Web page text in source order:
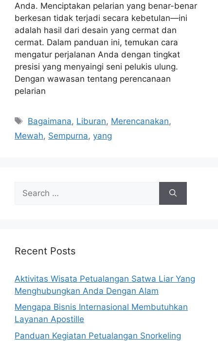
Anda. Menciptakan pelarian yang benar-benar
berkesan tidak terjadi secara kebetulan—ini
adalah hasil dari desain yang cermat dan
cermat. Dalam panduan ini, temukan cara
mengatur perjalanan Anda dengan tingkat
presisi yang menyaingi seni pelukis ulung.
Dengan wawasan tentang perencanaan
pelarian
Tags
Bagaimana, Liburan, Merencanakan,
Mewah, Sempurna, yang
for:
Recent Posts
Aktivitas Wisata Petualangan Satwa Liar Yang
Menghubungkan Anda Dengan Alam
Mengapa Bisnis Internasional Membutuhkan
Layanan Apostille
Panduan Kegiatan Petualangan Snorkeling